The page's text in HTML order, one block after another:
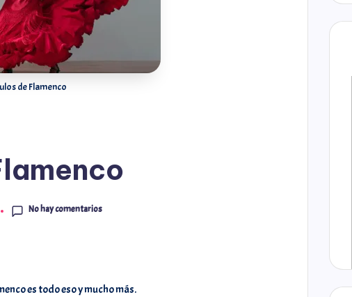
de Flamenco
No hay comentarios
es todo eso y mucho más.